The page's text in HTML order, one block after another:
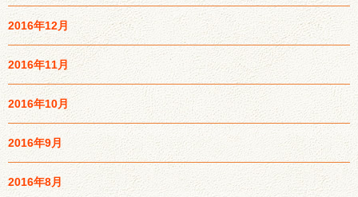
2016年12月
2016年11月
2016年10月
2016年9月
2016年8月